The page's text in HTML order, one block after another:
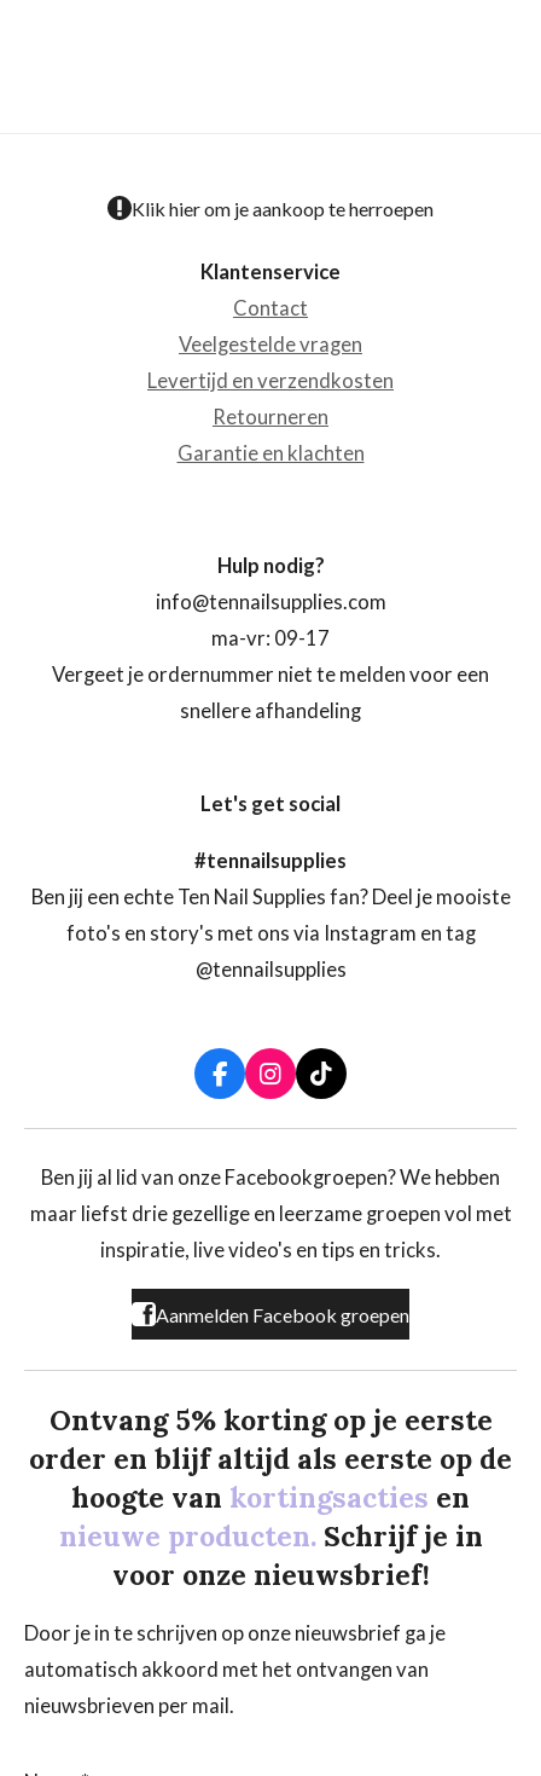
Klik hier om je aankoop te herroepen
Klantenservice
Contact
Veelgestelde vragen
Levertijd en verzendkosten
Retourneren
Garantie en klachten
Hulp nodig?
info@tennailsupplies.com
ma-vr: 09-17
Vergeet je ordernummer niet te melden voor een
snellere afhandeling
Let's get social
#tennailsupplies
Ben jij een echte Ten Nail Supplies fan? Deel je mooiste
foto's en story's met ons via Instagram en tag
@tennailsupplies
F
a
c
b
o
k
I
n
s
a
r
a
T
i
k
o
Ben jij al lid van onze Facebookgroepen? We hebben
maar liefst drie gezellige en leerzame groepen vol met
inspiratie, live video's en tips en tricks.
Aanmelden Facebook groepen
Ontvang 5% korting op je eerste
order en blijf altijd als eerste op de
hoogte van kortingsacties en
nieuwe producten. Schrijf je in
voor onze nieuwsbrief!
Door je in te schrijven op onze nieuwsbrief ga je
automatisch akkoord met het ontvangen van
nieuwsbrieven per mail.